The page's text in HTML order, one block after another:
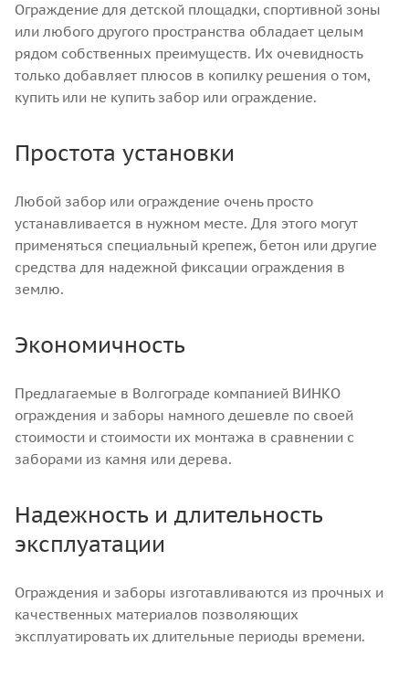
Ограждение для детской площадки, спортивной зоны
или любого другого пространства обладает целым
рядом собственных преимуществ. Их очевидность
только добавляет плюсов в копилку решения о том,
купить или не купить забор или ограждение.
Простота установки
Любой забор или ограждение очень просто
устанавливается в нужном месте. Для этого могут
применяться специальный крепеж, бетон или другие
средства для надежной фиксации ограждения в
землю.
Экономичность
Предлагаемые в Волгограде компанией ВИНКО
ограждения и заборы намного дешевле по своей
стоимости и стоимости их монтажа в сравнении с
заборами из камня или дерева.
Надежность и длительность
эксплуатации
Ограждения и заборы изготавливаются из прочных и
качественных материалов позволяющих
эксплуатировать их длительные периоды времени.